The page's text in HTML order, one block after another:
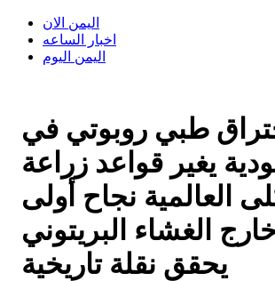
اليمن الان
اخبار الساعه
اليمن اليوم
طبي روبوتي في
يغير قواعد زراعة
العالمية نجاح أولى
الغشاء البريتوني
يحقق نقلة تاريخية